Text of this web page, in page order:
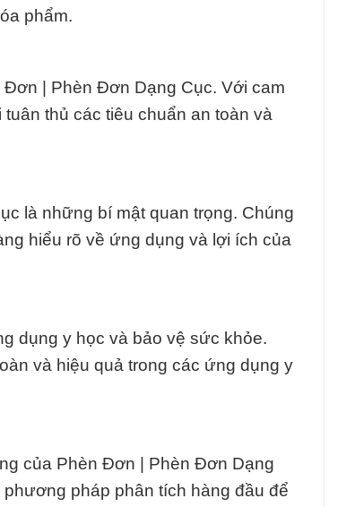
phẩm.
| Phèn Đơn Dạng Cục. Với cam
thủ các tiêu chuẩn an toàn và
là những bí mật quan trọng. Chúng
hiểu rõ về ứng dụng và lợi ích của
dụng y học và bảo vệ sức khỏe.
và hiệu quả trong các ứng dụng y
của Phèn Đơn | Phèn Đơn Dạng
pháp phân tích hàng đầu để